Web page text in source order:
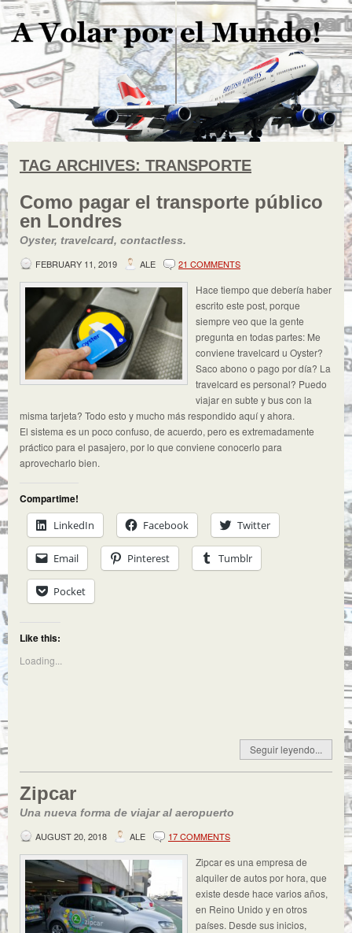
TAG ARCHIVES: TRANSPORTE
Como pagar el transporte público
en Londres
Oyster, travelcard, contactless.
FEBRUARY 11, 2019
ALE 21 COMMENTS
Hace tiempo que debería haber
escrito este post, porque
siempre veo que la gente
pregunta en todas partes: Me
conviene travelcard u Oyster?
Saco abono o pago por día? La
travelcard es personal? Puedo
viajar en subte y bus con la
misma tarjeta? Todo esto y mucho más respondido aquí y ahora.
El sistema es un poco confuso, de acuerdo, pero es extremadamente
práctico para el pasajero, por lo que conviene conocerlo para
aprovecharlo bien.
Compartime!
LinkedIn
Facebook Twitter
Email Pinterest Tumblr
Pocket
Like this:
Loading...
Seguir leyendo...
Zipcar
Una nueva forma de viajar al aeropuerto
AUGUST 20, 2018
ALE 17 COMMENTS
Zipcar es una empresa de
alquiler de autos por hora, que
existe desde hace varios años,
en Reino Unido y en otros
países. Desde sus inicios,